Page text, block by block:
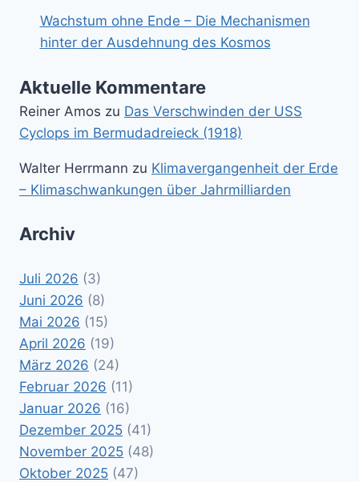
Wachstum ohne Ende – Die Mechanismen
hinter der Ausdehnung des Kosmos
Aktuelle Kommentare
Reiner Amos zu Das Verschwinden der USS
Cyclops im Bermudadreieck (1918)
Walter Herrmann zu Klimavergangenheit der Erde
– Klimaschwankungen über Jahrmilliarden
Archiv
Juli 2026 (3)
Juni 2026 (8)
Mai 2026 (15)
April 2026 (19)
März 2026 (24)
Februar 2026 (11)
Januar 2026 (16)
Dezember 2025 (41)
November 2025 (48)
Oktober 2025 (47)